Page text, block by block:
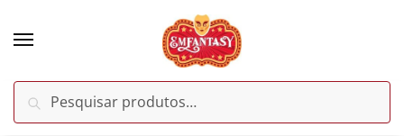
por:
Pesquisar